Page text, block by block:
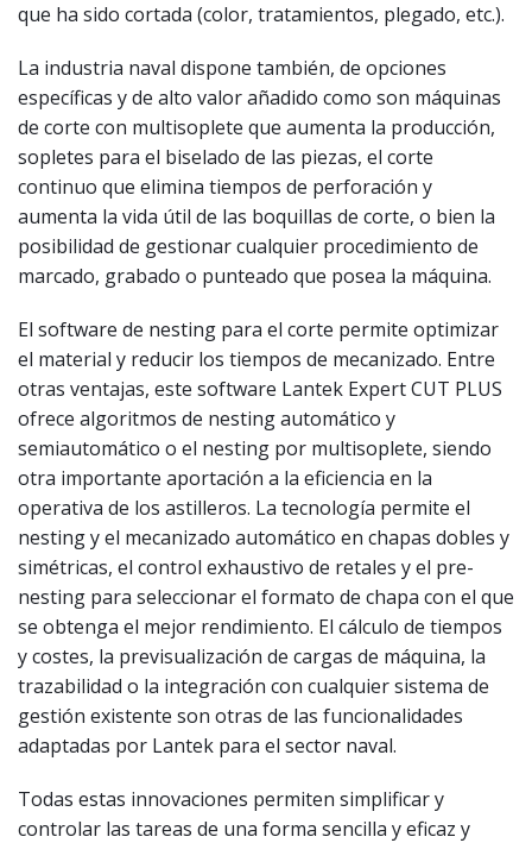
que ha sido cortada (color, tratamientos, plegado, etc.).
La industria naval dispone también, de opciones
específicas y de alto valor añadido como son máquinas
de corte con multisoplete que aumenta la producción,
sopletes para el biselado de las piezas, el corte
continuo que elimina tiempos de perforación y
aumenta la vida útil de las boquillas de corte, o bien la
posibilidad de gestionar cualquier procedimiento de
marcado, grabado o punteado que posea la máquina.
El software de nesting para el corte permite optimizar
el material y reducir los tiempos de mecanizado. Entre
otras ventajas, este software Lantek Expert CUT PLUS
ofrece algoritmos de nesting automático y
semiautomático o el nesting por multisoplete, siendo
otra importante aportación a la eficiencia en la
operativa de los astilleros. La tecnología permite el
nesting y el mecanizado automático en chapas dobles y
simétricas, el control exhaustivo de retales y el pre-
nesting para seleccionar el formato de chapa con el que
se obtenga el mejor rendimiento. El cálculo de tiempos
y costes, la previsualización de cargas de máquina, la
trazabilidad o la integración con cualquier sistema de
gestión existente son otras de las funcionalidades
adaptadas por Lantek para el sector naval.
Todas estas innovaciones permiten simplificar y
controlar las tareas de una forma sencilla y eficaz y